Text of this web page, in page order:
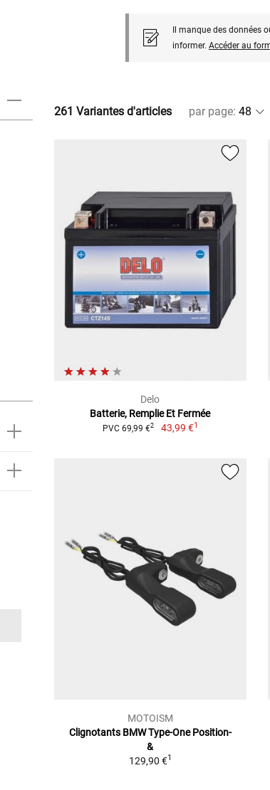
Il manque des données
informer. Accéder au
261 Variantes d'articles par page:
Delo
Batterie, Remplie Et Fermée
PVC 69,99 €2 43,99 €1
MOTOISM
Clignotants BMW Type-One Position-
&
129,90 €1